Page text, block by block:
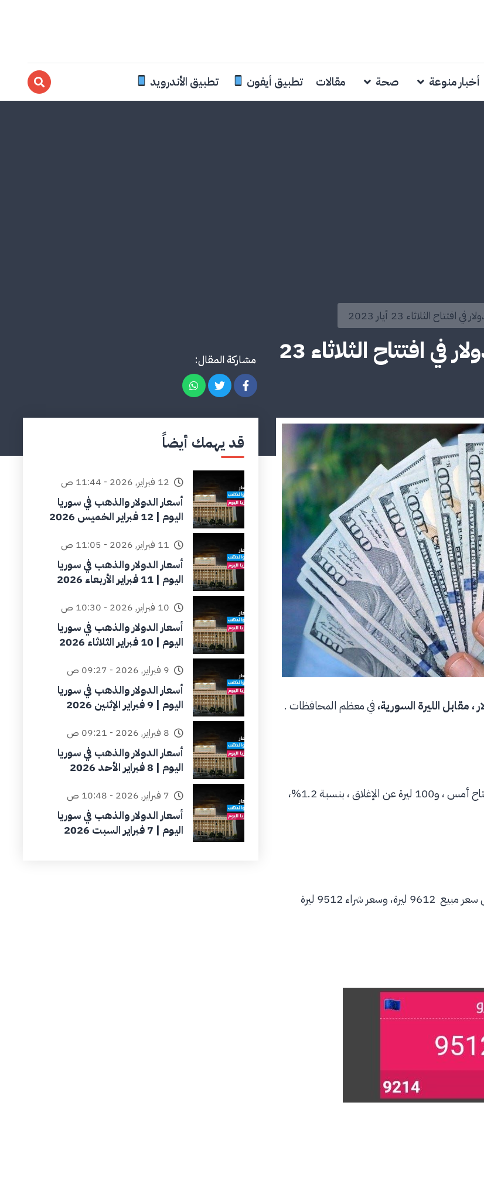
أخبار منوعة صحة مقالات تطبيق أيفون تطبيق الأندرويد
الثلاثاء 23 أيار 2023
انخفاض الليرة السورية مقابل الدولار في افتتاح الثلاثاء 23
مشاركة المقال:
، مقابل الليرة السورية،في معظم المحافظات .
سعر مبيع 8600 ليرة ، مرتفعاً 200 ليرة عن افتتاح أمس ، و100 ليرة عن الإغلاق ، بنسبة 1.2%،
، بمقدار 375 ليرة عن افتتاح أمس، وبنسبة 4.1%، ليسجل سعر مبيع 9612 ليرة، وسعر شراء 9512 ليرة
قد يهمك أيضاً
12 فبراير, 2026 - 11:44 ص
أسعار الدولار والذهب في سوريا
اليوم | 12 فبراير الخميس 2026
11 فبراير, 2026 - 11:05 ص
أسعار الدولار والذهب في سوريا
اليوم | 11 فبراير الأربعاء 2026
10 فبراير, 2026 - 10:30 ص
أسعار الدولار والذهب في سوريا
اليوم | 10 فبراير الثلاثاء 2026
9 فبراير, 2026 - 09:27 ص
أسعار الدولار والذهب في سوريا
اليوم | 9 فبراير الإثنين 2026
8 فبراير, 2026 - 09:21 ص
أسعار الدولار والذهب في سوريا
اليوم | 8 فبراير الأحد 2026
7 فبراير, 2026 - 10:48 ص
أسعار الدولار والذهب في سوريا
اليوم | 7 فبراير السبت 2026